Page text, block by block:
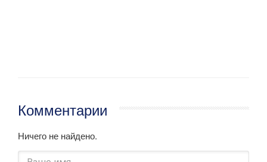
Комментарии
Ничего не найдено.